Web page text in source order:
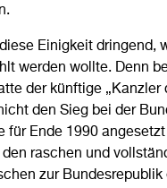
Einigkeit dringend,
werden wollte. Denn
der künftige „Kanzler
den Sieg bei der
für Ende 1990 angesetzt
raschen und
zur Bundesrepublik